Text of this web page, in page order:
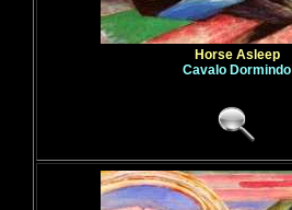
Horse Asleep
Cavalo Dormindo